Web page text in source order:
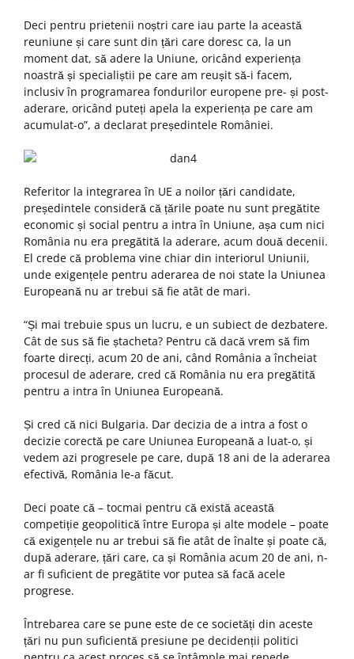
Deci pentru prietenii noștri care iau parte la această
reuniune și care sunt din țări care doresc ca, la un
moment dat, să adere la Uniune, oricând experiența
noastră și specialiștii pe care am reușit să-i facem,
inclusiv în programarea fondurilor europene pre- și post-
aderare, oricând puteți apela la experiența pe care am
acumulat-o”, a declarat președintele României.
Referitor la integrarea în UE a noilor țări candidate,
președintele consideră că țările poate nu sunt pregătite
economic și social pentru a intra în Uniune, așa cum nici
România nu era pregătită la aderare, acum două decenii.
El crede că problema vine chiar din interiorul Uniunii,
unde exigențele pentru aderarea de noi state la Uniunea
Europeană nu ar trebui să fie atât de mari.
“Și mai trebuie spus un lucru, e un subiect de dezbatere.
Cât de sus să fie ștacheta? Pentru că dacă vrem să fim
foarte direcți, acum 20 de ani, când România a încheiat
procesul de aderare, cred că România nu era pregătită
pentru a intra în Uniunea Europeană.
Și cred că nici Bulgaria. Dar decizia de a intra a fost o
decizie corectă pe care Uniunea Europeană a luat-o, și
vedem azi progresele pe care, după 18 ani de la aderarea
efectivă, România le-a făcut.
Deci poate că – tocmai pentru că există această
competiție geopolitică între Europa și alte modele – poate
că exigențele nu ar trebui să fie atât de înalte și poate că,
după aderare, țări care, ca și România acum 20 de ani, n-
ar fi suficient de pregătite vor putea să facă acele
progrese.
Întrebarea care se pune este de ce societăți din aceste
țări nu pun suficientă presiune pe decidenții politici